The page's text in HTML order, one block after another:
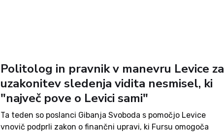
Politolog in pravnik v manevru Levice za
uzakonitev sledenja vidita nesmisel, ki
"največ pove o Levici sami"
Ta teden so poslanci Gibanja Svoboda s pomočjo Levice
vnovič podprli zakon o finančni upravi, ki Fursu omogoča